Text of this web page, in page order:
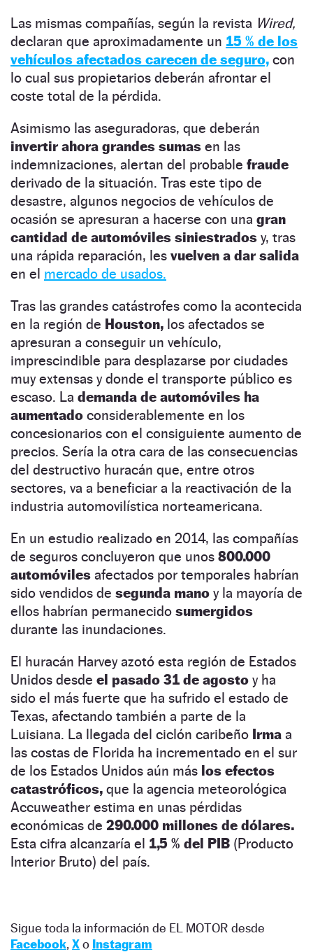
Las mismas compañías, según la revista Wired,
declaran que aproximadamente un 15 % de los
vehículos afectados carecen de seguro, con
lo cual sus propietarios deberán afrontar el
coste total de la pérdida.
Asimismo las aseguradoras, que deberán
invertir ahora grandes sumas en las
indemnizaciones, alertan del probable fraude
derivado de la situación. Tras este tipo de
desastre, algunos negocios de vehículos de
ocasión se apresuran a hacerse con una gran
cantidad de automóviles siniestrados y, tras
una rápida reparación, les vuelven a dar salida
en el mercado de usados.
Tras las grandes catástrofes como la acontecida
en la región de Houston, los afectados se
apresuran a conseguir un vehículo,
imprescindible para desplazarse por ciudades
muy extensas y donde el transporte público es
escaso. La demanda de automóviles ha
aumentado considerablemente en los
concesionarios con el consiguiente aumento de
precios. Sería la otra cara de las consecuencias
del destructivo huracán que, entre otros
sectores, va a beneficiar a la reactivación de la
industria automovilística norteamericana.
En un estudio realizado en 2014, las compañías
de seguros concluyeron que unos 800.000
automóviles afectados por temporales habrían
sido vendidos de segunda mano y la mayoría de
ellos habrían permanecido sumergidos
durante las inundaciones.
El huracán Harvey azotó esta región de Estados
Unidos desde el pasado 31 de agosto y ha
sido el más fuerte que ha sufrido el estado de
Texas, afectando también a parte de la
Luisiana. La llegada del ciclón caribeño Irma a
las costas de Florida ha incrementado en el sur
de los Estados Unidos aún más los efectos
catastróficos, que la agencia meteorológica
Accuweather estima en unas pérdidas
económicas de 290.000 millones de dólares.
Esta cifra alcanzaría el 1,5 % del PIB (Producto
Interior Bruto) del país.
Sigue toda la información de EL MOTOR desde
Facebook, Xo Instagram